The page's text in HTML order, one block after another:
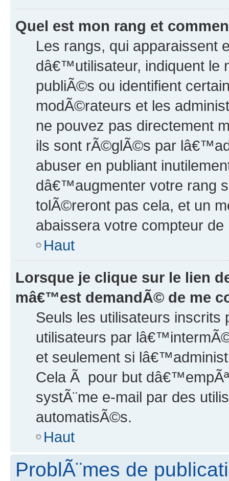
Quel est mon rang et
Les rangs, qui apparaissent
dâ€™utilisateur, indiquent le
publiÃ©s ou identifient
modÃ©rateurs et les
ne pouvez pas directement
ils sont rÃ©glÃ©s par
abuser en publiant
dâ€™augmenter votre rang
tolÃ©reront pas cela, et un
abaissera votre compteur de
Haut
Lorsque je clique sur le lien
mâ€™est demandÃ© de me
Seuls les utilisateurs inscrits
utilisateurs par
et seulement si
Cela Ã pour but
systÃ¨me e-mail par des
automatisÃ©s.
Haut
ProblÃ¨mes de